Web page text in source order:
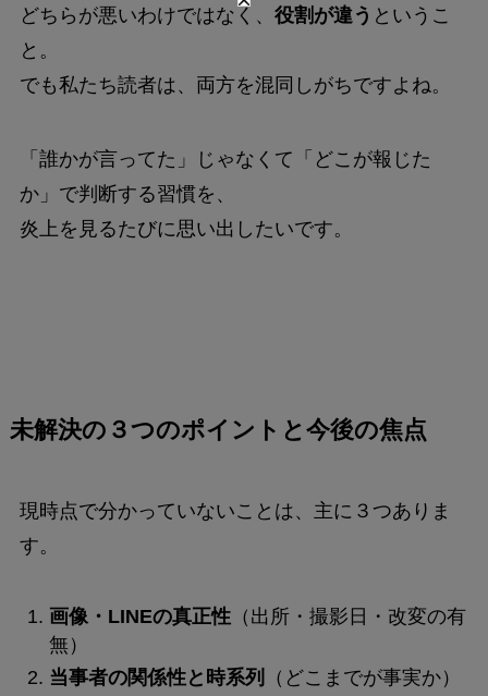
どちらが悪いわけではなく、 役割が違う というこ
と。
でも私たち読者は、両方を混同しがちですよね。
「誰かが言ってた」じゃなくて「どこが報じた
か」で判断する習慣を、
炎上を見るたびに思い出したいです。
未解決の３つのポイントと今後の焦点
現時点で分かっていないことは、主に３つありま
す。
画像・LINEの真正性（出所・撮影日・改変の有
無）
当事者の関係性と時系列
（どこまでが事実か）